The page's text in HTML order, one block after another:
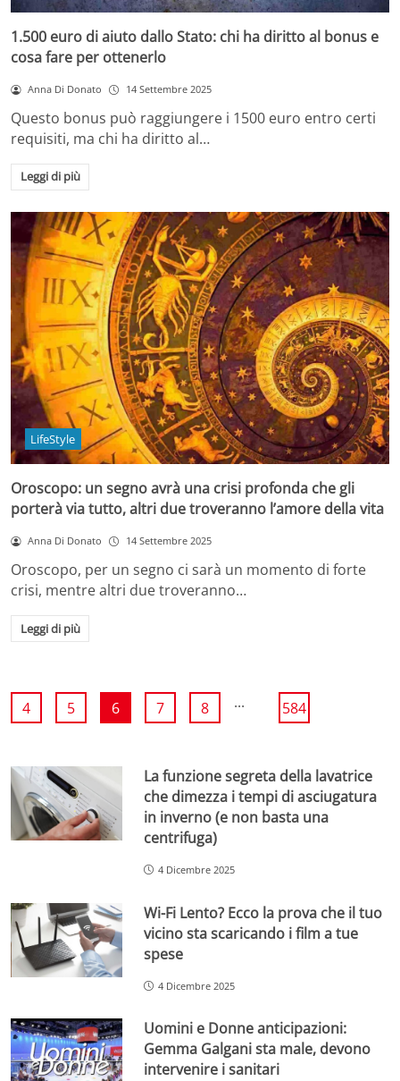
1.500 euro di aiuto dallo Stato: chi ha diritto al bonus e
cosa fare per ottenerlo
Anna Di Donato 14 Settembre 2025
Questo bonus può raggiungere i 1500 euro entro certi
requisiti, ma chi ha diritto al…
Leggi di più
LifeStyle
Oroscopo: un segno avrà una crisi profonda che gli
porterà via tutto, altri due troveranno l’amore della vita
Anna Di Donato 14 Settembre 2025
Oroscopo, per un segno ci sarà un momento di forte
crisi, mentre altri due troveranno…
Leggi di più
4 5 6 7 8 ... 584
La funzione segreta della lavatrice
che dimezza i tempi di asciugatura
in inverno (e non basta una
centrifuga)
4 Dicembre 2025
Wi-Fi Lento? Ecco la prova che il tuo
vicino sta scaricando i film a tue
spese
4 Dicembre 2025
Uomini e Donne anticipazioni:
Gemma Galgani sta male, devono
intervenire i sanitari